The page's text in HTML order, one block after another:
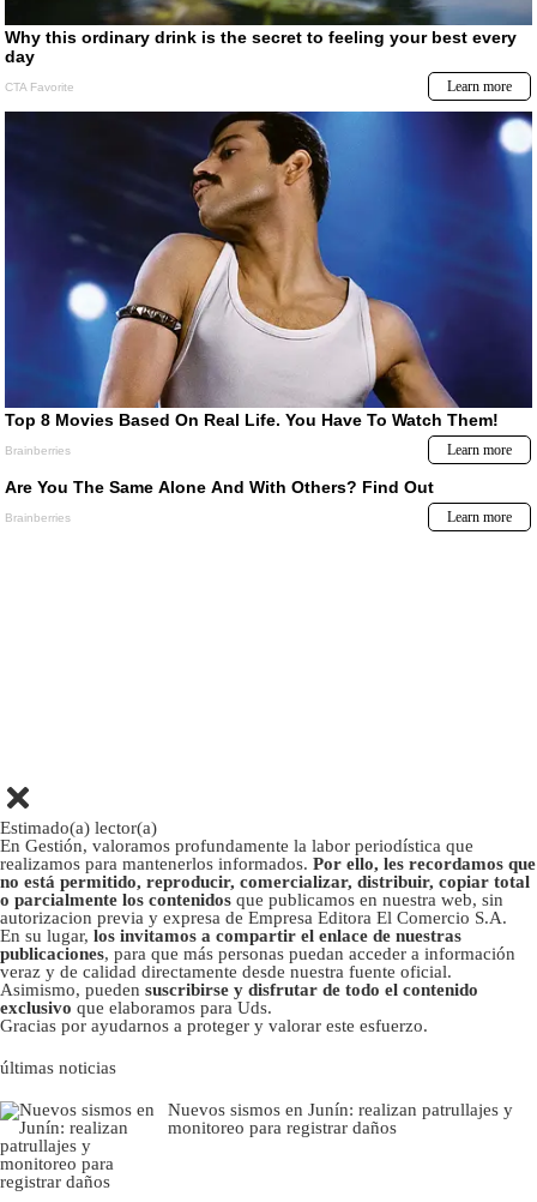
Estimado(a) lector(a)
En Gestión, valoramos profundamente la labor periodística que
realizamos para mantenerlos informados. Por ello, les recordamos que
no está permitido, reproducir, comercializar, distribuir, copiar total
o parcialmente los contenidos que publicamos en nuestra web, sin
autorizacion previa y expresa de Empresa Editora El Comercio S.A.
En su lugar, los invitamos a compartir el enlace de nuestras
publicaciones, para que más personas puedan acceder a información
veraz y de calidad directamente desde nuestra fuente oficial.
Asimismo, pueden suscribirse y disfrutar de todo el contenido
exclusivo que elaboramos para Uds.
Gracias por ayudarnos a proteger y valorar este esfuerzo.
últimas noticias
Nuevos sismos en Junín: realizan patrullajes y
monitoreo para registrar daños